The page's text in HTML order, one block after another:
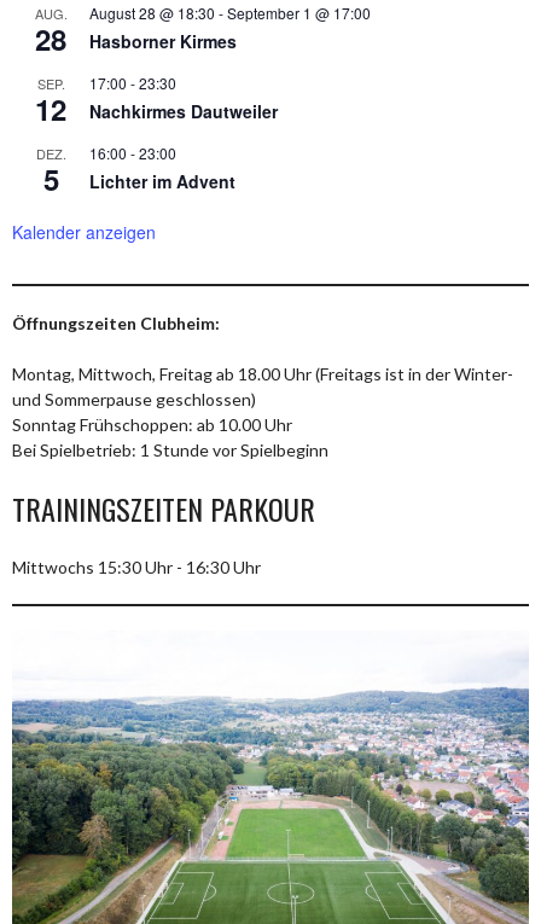
AUG.
28
August 28 @ 18:30 -September 1 @ 17:00
Hasborner Kirmes
SEP.
12
17:00 -23:30
Nachkirmes Dautweiler
DEZ.
5
16:00 -23:00
Lichter im Advent
Kalender anzeigen
Öffnungszeiten Clubheim:
Montag, Mittwoch, Freitag ab 18.00 Uhr (Freitags ist in der Winter-
und Sommerpause geschlossen)
Sonntag Frühschoppen: ab 10.00 Uhr
Bei Spielbetrieb: 1 Stunde vor Spielbeginn
TRAININGSZEITEN PARKOUR
Mittwochs 15:30 Uhr - 16:30 Uhr